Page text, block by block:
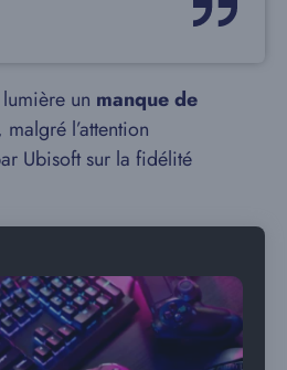
un manque de
malgré l’attention
Ubisoft sur la fidélité